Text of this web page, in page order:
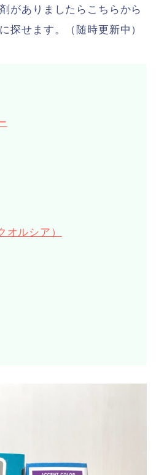
がありましたらこちらから
探せます。（随時更新中）
オルシア）